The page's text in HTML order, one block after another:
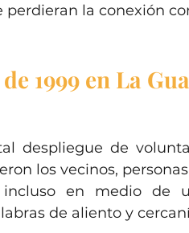
perdieran la conexión
1999 en La
despliegue de
los vecinos,
en medio de
de aliento y